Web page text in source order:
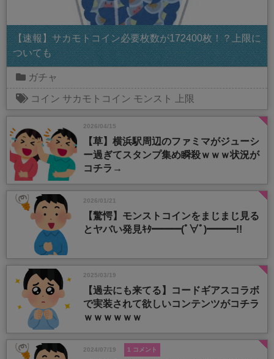
【速報】サカモトコイン必要枚数が172400枚！？上限に
ついても
ガチャ
コイン サカモトコイン モンスト 上限
2026/04/15
【草】横浜駅周辺のファミマがジューシ
ー過ぎてスタンプ集め瞬殺ｗｗｗ状況が
コチラ→
2026/01/21
【驚愕】モンストコインをまじまじ見る
とヤバい発見ｷﾀ━━━(ﾟ∀ﾟ)━━━!!
2025/03/19
【過去にも来てる】コードギアスコラボ
で実装されて欲しいコンテンツがコチラ
ｗｗｗｗｗｗ
2024/07/19 1 コメント